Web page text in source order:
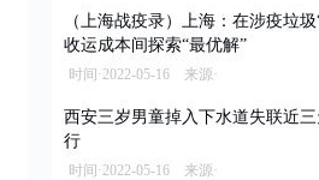
（上海战疫录）上海：在涉疫垃
收运成本间探索“最优解”
时间·2022-05-16 来源·
西安三岁男童掉入下水道失联近
行
时间·2022-05-16 来源·